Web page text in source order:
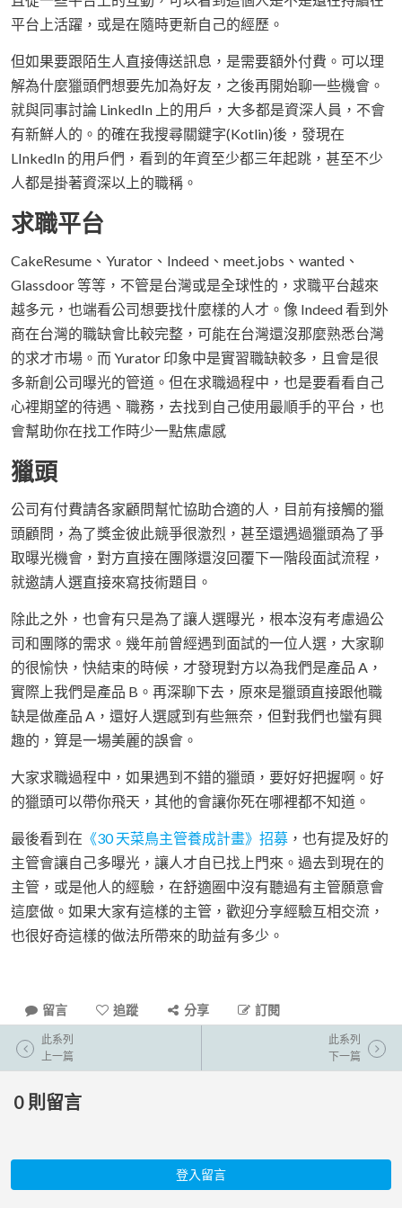
平台上活躍，或是在隨時更新自己的經歷。
但如果要跟陌生人直接傳送訊息，是需要額外付費。可以理
解為什麼獵頭們想要先加為好友，之後再開始聊一些機會。
就與同事討論 LinkedIn 上的用戶，大多都是資深人員，不會
有新鮮人的。的確在我搜尋關鍵字(Kotlin)後，發現在
LInkedIn 的用戶們，看到的年資至少都三年起跳，甚至不少
人都是掛著資深以上的職稱。
求職平台
CakeResume、Yurator、Indeed、meet.jobs、wanted、
Glassdoor 等等，不管是台灣或是全球性的，求職平台越來
越多元，也端看公司想要找什麼樣的人才。像 Indeed 看到外
商在台灣的職缺會比較完整，可能在台灣還沒那麼熟悉台灣
的求才市場。而 Yurator 印象中是實習職缺較多，且會是很
多新創公司曝光的管道。但在求職過程中，也是要看看自己
心裡期望的待遇、職務，去找到自己使用最順手的平台，也
會幫助你在找工作時少一點焦慮感
獵頭
公司有付費請各家顧問幫忙協助合適的人，目前有接觸的獵
頭顧問，為了獎金彼此競爭很激烈，甚至還遇過獵頭為了爭
取曝光機會，對方直接在團隊還沒回覆下一階段面試流程，
就邀請人選直接來寫技術題目。
除此之外，也會有只是為了讓人選曝光，根本沒有考慮過公
司和團隊的需求。幾年前曾經遇到面試的一位人選，大家聊
的很愉快，快結束的時候，才發現對方以為我們是產品 A，
實際上我們是產品 B。再深聊下去，原來是獵頭直接跟他職
缺是做產品 A，還好人選感到有些無奈，但對我們也蠻有興
趣的，算是一場美麗的誤會。
大家求職過程中，如果遇到不錯的獵頭，要好好把握啊。好
的獵頭可以帶你飛天，其他的會讓你死在哪裡都不知道。
最後看到在 《30 天菜鳥主管養成計畫》招募 ，也有提及好的
主管會讓自己多曝光，讓人才自已找上門來。過去到現在的
主管，或是他人的經驗，在舒適圈中沒有聽過有主管願意會
這麼做。如果大家有這樣的主管，歡迎分享經驗互相交流，
也很好奇這樣的做法所帶來的助益有多少。
留言 追蹤 分享 訂閱
此系列
上一篇
此系列
下一篇
0 則留言
登入留言